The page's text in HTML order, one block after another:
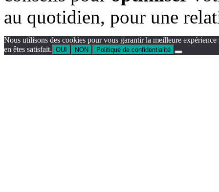
au quotidien, pour une
Nous utilisons des cookies pour vous garantir la meilleure
en êtes satisfait. OUI NON Politique de confidentialité